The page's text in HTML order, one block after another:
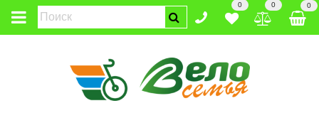
0 0 0